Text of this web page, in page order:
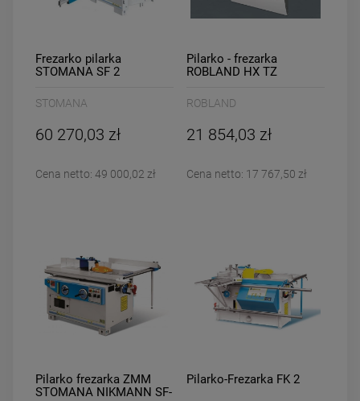
Frezarko pilarka
STOMANA SF 2
STOMANA
60 270,03 zł
Cena netto: 49 000,02 zł
Pilarko - frezarka
ROBLAND HX TZ
ROBLAND
21 854,03 zł
Cena netto: 17 767,50 zł
Pilarko frezarka ZMM
STOMANA NIKMANN SF-
Pilarko-Frezarka FK 2